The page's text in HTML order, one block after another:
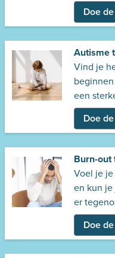
Doe
Autisme
Vind je
een
Doe
Burn-out
Voel je
en kun
er
Doe